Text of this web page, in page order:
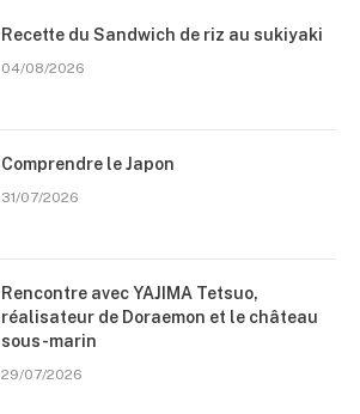
Recette du Sandwich de riz au sukiyaki
04/08/2026
Comprendre le Japon
31/07/2026
Rencontre avec YAJIMA Tetsuo,
réalisateur de Doraemon et le château
sous-marin
29/07/2026